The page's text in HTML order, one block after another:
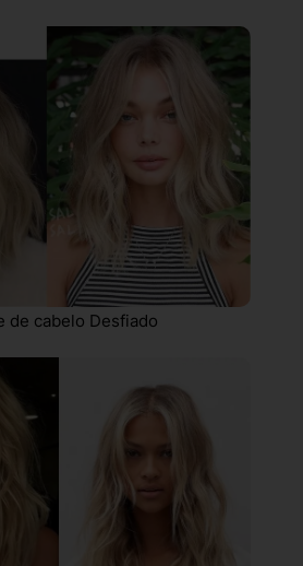
de cabelo Desfiado